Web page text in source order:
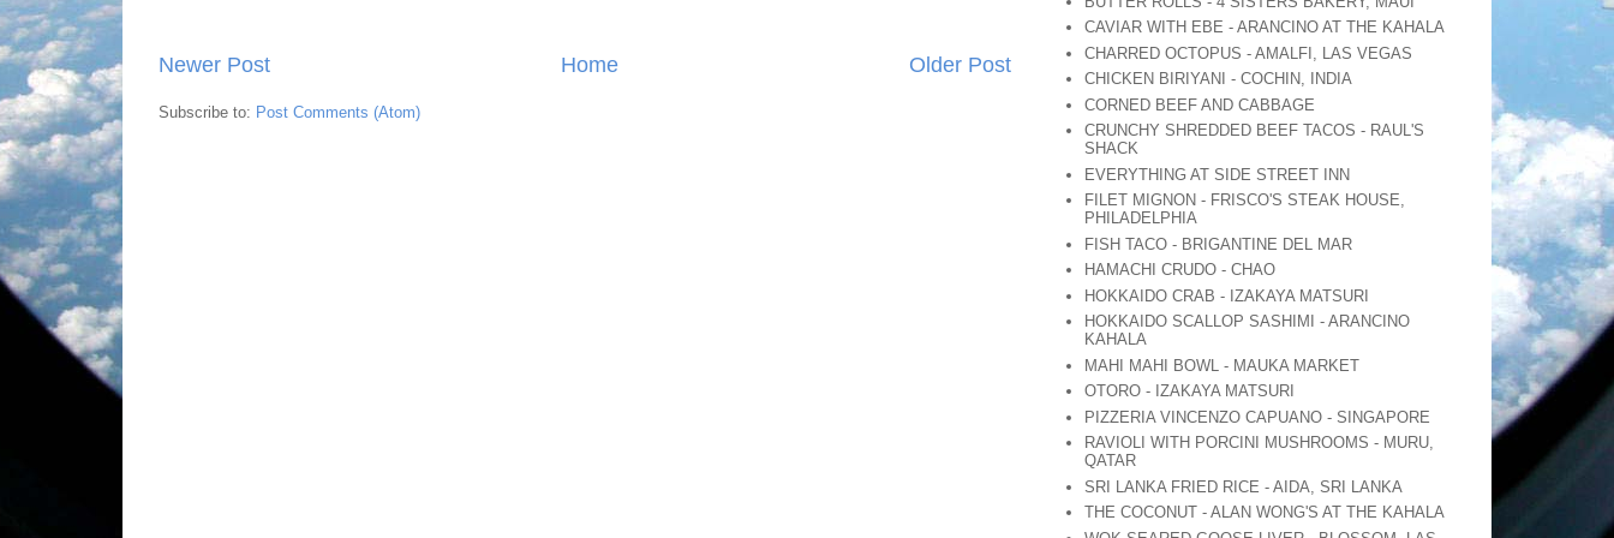
Newer Post Older Post
Home
Subscribe to: Post Comments (Atom)
CAVIAR WITH EBE - ARANCINO AT THE KAHALA
CHARRED OCTOPUS - AMALFI, LAS VEGAS
CHICKEN BIRIYANI - COCHIN, INDIA
CORNED BEEF AND CABBAGE
CRUNCHY SHREDDED BEEF TACOS - RAUL'S
SHACK
EVERYTHING AT SIDE STREET INN
FILET MIGNON - FRISCO'S STEAK HOUSE,
PHILADELPHIA
FISH TACO - BRIGANTINE DEL MAR
HAMACHI CRUDO - CHAO
HOKKAIDO CRAB - IZAKAYA MATSURI
HOKKAIDO SCALLOP SASHIMI - ARANCINO
KAHALA
MAHI MAHI BOWL - MAUKA MARKET
OTORO - IZAKAYA MATSURI
PIZZERIA VINCENZO CAPUANO - SINGAPORE
RAVIOLI WITH PORCINI MUSHROOMS - MURU,
QATAR
SRI LANKA FRIED RICE - AIDA, SRI LANKA
THE COCONUT - ALAN WONG'S AT THE KAHALA